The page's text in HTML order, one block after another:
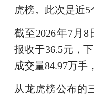
虎榜。此次是近5
截至2026年7月8
报收于36.5元，
成交量84.97万手
从龙虎榜公布的